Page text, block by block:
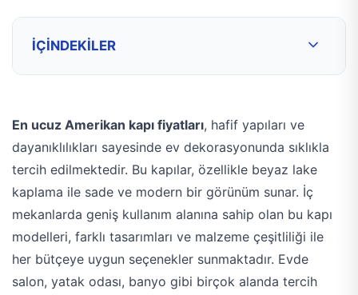
İÇINDEKILER
En ucuz Amerikan kapı fiyatları, hafif yapıları ve
dayanıklılıkları sayesinde ev dekorasyonunda sıklıkla
tercih edilmektedir. Bu kapılar, özellikle beyaz lake
kaplama ile sade ve modern bir görünüm sunar. İç
mekanlarda geniş kullanım alanına sahip olan bu kapı
modelleri, farklı tasarımları ve malzeme çeşitliliği ile
her bütçeye uygun seçenekler sunmaktadır. Evde
salon, yatak odası, banyo gibi birçok alanda tercih